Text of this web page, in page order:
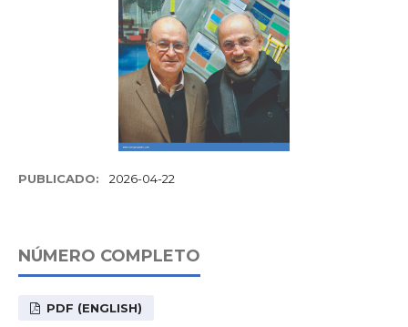
PUBLICADO: 2026-04-22
NÚMERO COMPLETO
PDF (ENGLISH)